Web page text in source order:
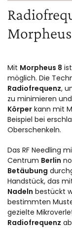
Mit Morpheus 8
möglich. Die
Radiofrequenz,
zu minimieren
Körper kann mit
Beispiel bei
Oberschenkeln.
Das RF Needling
Centrum Berlin
Betäubung
Handstück, das
Nadeln bestückt
bestimmten
gezielte
Radiofrequenz